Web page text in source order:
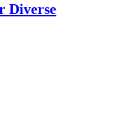
Diverse